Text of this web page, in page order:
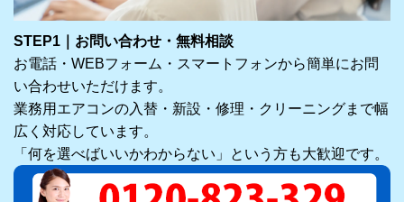
STEP1｜お問い合わせ・無料相談
お電話・WEBフォーム・スマートフォンから簡単にお問
い合わせいただけます。
業務用エアコンの入替・新設・修理・クリーニングまで幅
広く対応しています。
「何を選べばいいかわからない」という方も大歓迎です。